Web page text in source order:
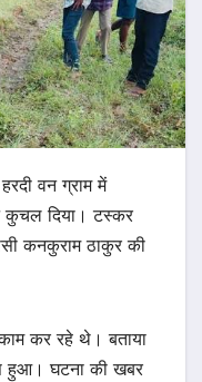
वन ग्राम में
कुचल दिया। टस्कर
कनकुराम ठाकुर की
कर रहे थे। बताया
हुआ। घटना की खबर